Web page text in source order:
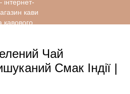
Чай
Смак Індії |